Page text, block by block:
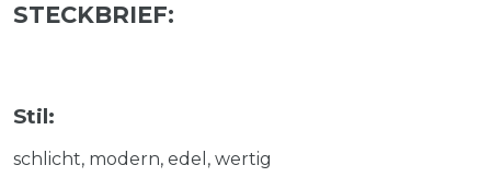
STECKBRIEF:
Stil:
schlicht, modern, edel, wertig